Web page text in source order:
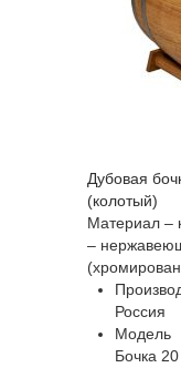
Дубовая
(колотый)
Материал –
–
Россия
Модель
Бочка